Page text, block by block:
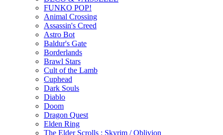
FUNKO POP!
Animal Crossing
Assassin's Creed
Astro Bot
Baldur's Gate
Borderlands
Brawl Stars
Cult of the Lamb
Cuphead
Dark Souls
Diablo
Doom
Dragon Quest
Elden Ring
The Elder Scrolls : Skyrim / Oblivion